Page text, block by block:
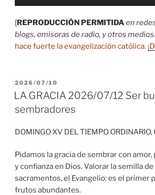
[REPRODUCCIÓN PERMITIDAen
blogs, emisoras de radio, y otros medios.
hace fuerte la evangelización católica.
PUBLICADO
EL
2026/07/10
LA GRACIA 2026/07/12 Ser
sembradores
DOMINGO XV DEL TIEMPO ORDINARIO,
Pidamos la gracia de sembrar con
y confianza en Dios. Valorar la semilla de
sacramentos, el Evangelio: es el primer
frutos abundantes.